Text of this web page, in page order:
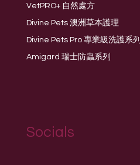
VetPRO+ 自然處方
Divine Pets 澳洲草本護理
Divine Pets Pro 專業級洗護系列
Amigard 瑞士防蟲系列
Socials